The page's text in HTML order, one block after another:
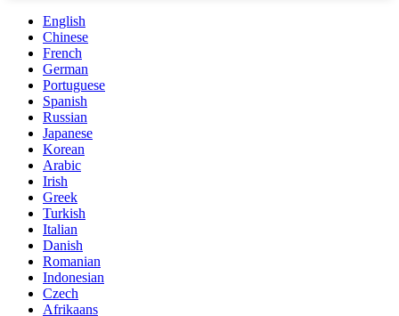
English
Chinese
French
German
Portuguese
Spanish
Russian
Japanese
Korean
Arabic
Irish
Greek
Turkish
Italian
Danish
Romanian
Indonesian
Czech
Afrikaans